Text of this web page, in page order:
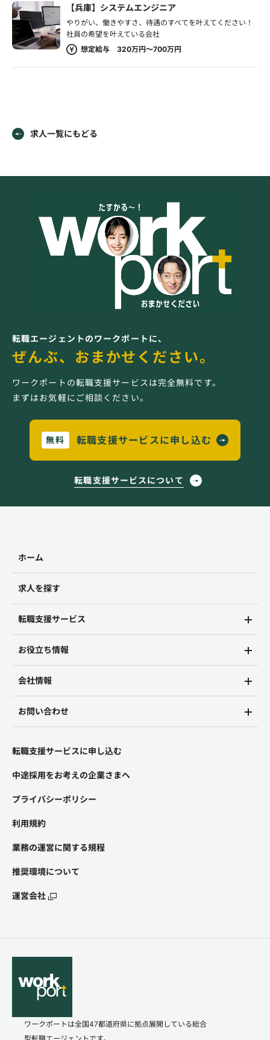
【兵庫】システムエンジニア
やりがい、働きやすさ、待遇のすべてを叶えてください！
社員の希望を叶えている会社
想定給与 320万円～700万円
求人一覧にもどる
転職エージェントのワークポートに、
ぜんぶ、おまかせください。
ワークポートの転職支援サービスは完全無料です。
まずはお気軽にご相談ください。
無料 転職支援サービスに申し込む
転職支援サービスについて
ホーム
求人を探す
転職支援サービス
お役立ち情報
会社情報
お問い合わせ
転職支援サービスに申し込む
中途採用をお考えの企業さまへ
プライバシーポリシー
利用規約
業務の運営に関する規程
推奨環境について
運営会社
ワークポートは全国47都道府県に拠点展開している総合